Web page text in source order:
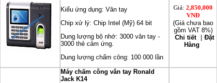
Kiểu ứng dụng: Vân tay
Chip xử lý: Chip Intel (Mỹ) 64 bit
Dung lượng bộ nhớ: 3000 vân tay -
3000 thẻ cảm ứng.
Dung lượng chấm công: 100 000 lần
Giá: 2,850,000
VNĐ
(Giá chưa bao
gồm VAT 8%)
Chi tiết
Đặt
Hàng
Máy chấm công vân tay Ronald
Jack K14